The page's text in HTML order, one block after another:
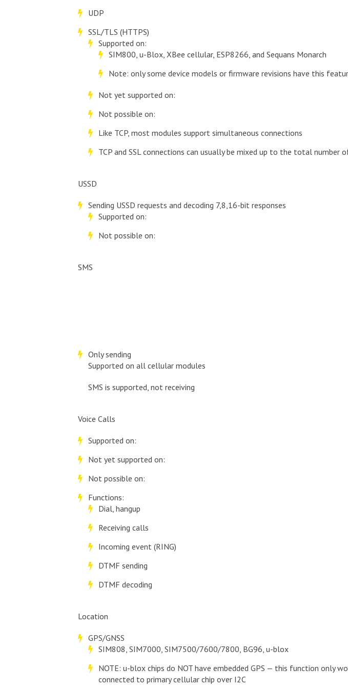
UDP
SSL/TLS (HTTPS)
Supported on:
SIM800, u-Blox, XBee cellular, ESP8266, and Sequans Monarch
Note: only some device models or firmware revisions have this
Not yet supported on:
Not possible on:
Like TCP, most modules support simultaneous connections
TCP and SSL connections can usually be mixed up to the total number
USSD
Sending USSD requests and decoding 7,8,16-bit responses
Supported on:
Not possible on:
SMS
Only sending
Supported on all cellular modules
SMS is supported, not receiving
Voice Calls
Supported on:
Not yet supported on:
Not possible on:
Functions:
Dial, hangup
Receiving calls
Incoming event (RING)
DTMF sending
DTMF decoding
Location
GPS/GNSS
SIM808, SIM7000, SIM7500/7600/7800, BG96, u-blox
NOTE: u-blox chips do NOT have embedded GPS — this function only
connected to primary cellular chip over I2C